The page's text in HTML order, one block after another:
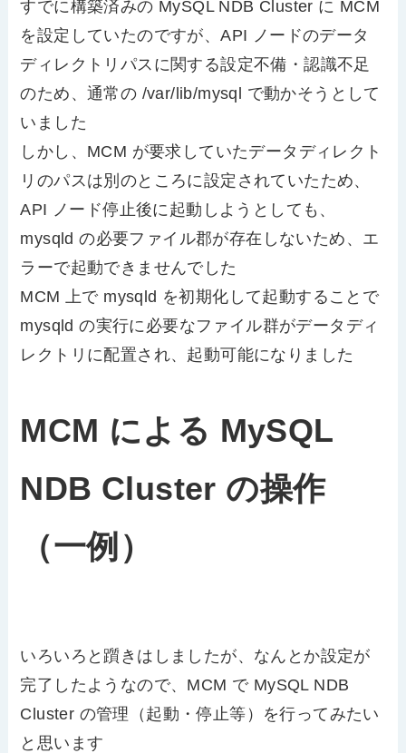
すでに構築済みの MySQL NDB Cluster に MCM
を設定していたのですが、API ノードのデータ
ディレクトリパスに関する設定不備・認識不足
のため、通常の /var/lib/mysql で動かそうとして
いました
しかし、MCM が要求していたデータディレクト
リのパスは別のところに設定されていたため、
API ノード停止後に起動しようとしても、
mysqld の必要ファイル郡が存在しないため、エ
ラーで起動できませんでした
MCM 上で mysqld を初期化して起動することで
mysqld の実行に必要なファイル群がデータディ
レクトリに配置され、起動可能になりました
MCM による MySQL
NDB Cluster の操作
（一例）
いろいろと躓きはしましたが、なんとか設定が
完了したようなので、MCM で MySQL NDB
Cluster の管理（起動・停止等）を行ってみたい
と思います